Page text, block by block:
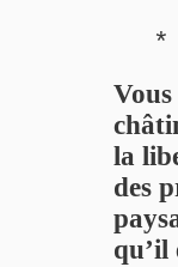
*
la
des
qu’il